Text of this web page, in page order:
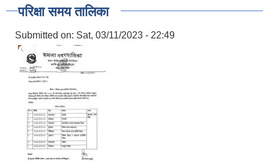
परिक्षा समय तालिका
Submitted on: Sat, 03/11/2023 - 22:49